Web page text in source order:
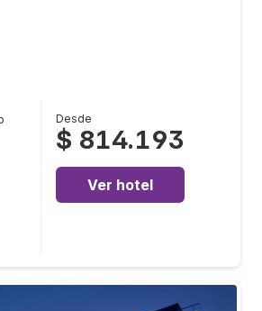
Desde
$ 814.193
Ver hotel